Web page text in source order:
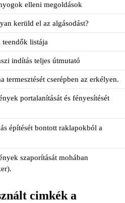
elleni megoldások
kerüld el az algásodást?
listája
indítás teljes útmutató
cserépben az erkélyen.
portalanítását és fényesítését
építését bontott raklapokból a
szaporítását mohában
cimkék a